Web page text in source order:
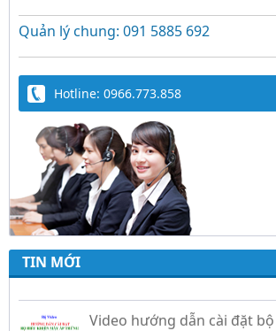
Quản lý chung: 091 5885 692
Hotline: 0966.773.858
TIN MỚI
Trứng Giả Lộc Phát Có Nước
Hiệu Quả Cho Gà, Vịt, Bồ Câu
Video hướng dẫn cài đặt
trứng Lộc Phát ĐK880,
ĐK2200